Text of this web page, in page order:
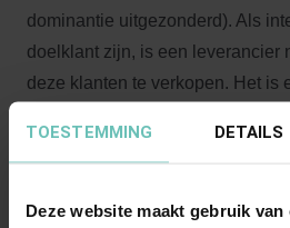
TOESTEMMING DETAILS
Deze website maakt gebruik van
dominantie uitgezonderd). Als
doelklant zijn, is een leverancier
deze klanten te verkopen. Het is
indirect).Kunnen leveranciers